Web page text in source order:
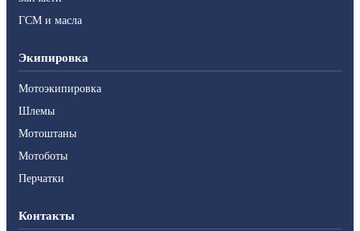
ГСМ и масла
Экипировка
Мотоэкипировка
Шлемы
Мотоштаны
Мотоботы
Перчатки
Контакты